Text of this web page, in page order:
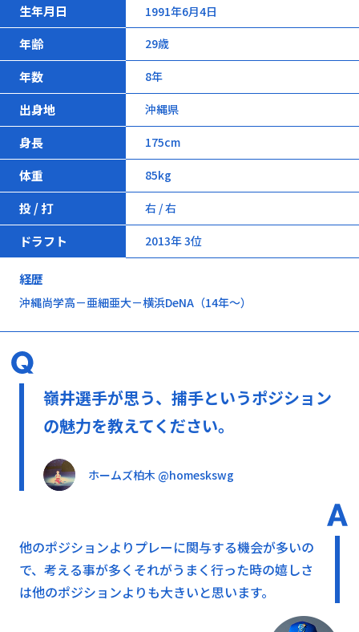
生年月日 1991年6月4日
年齢 29歳
年数 8年
出身地 沖縄県
身長 175cm
体重 85kg
投 / 打 右 / 右
ドラフト 2013年 3位
経歴
沖縄尚学高－亜細亜大－横浜DeNA（14年～）
嶺井選手が思う、捕手というポジション
の魅力を教えてください。
ホームズ柏木 @homeskswg
他のポジションよりプレーに関与する機会が多いの
で、考える事が多くそれがうまく行った時の嬉しさ
は他のポジションよりも大きいと思います。